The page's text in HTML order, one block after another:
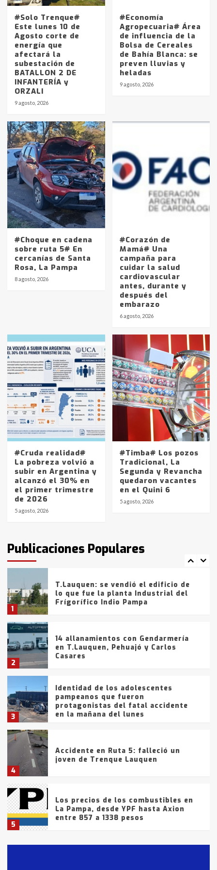
#Solo Trenque#
Este lunes 10 de
Agosto corte de
energía que
afectará la
subestación de
BATALLON 2 DE
INFANTERÍA y
ORZALI
9 agosto, 2026
#Economía
Agropecuaria# Área
de influencia de la
Bolsa de Cereales
de Bahía Blanca: se
preven lluvias y
heladas
9 agosto, 2026
#Choque en cadena
sobre ruta 5# En
cercanías de Santa
Rosa, La Pampa
8 agosto, 2026
#Corazón de
Mamá# Una
campaña para
cuidar la salud
cardiovascular
antes, durante y
después del
embarazo
6 agosto, 2026
#Cruda realidad#
La pobreza volvió a
subir en Argentina y
alcanzó el 30% en
el primer trimestre
de 2026
5 agosto, 2026
#Timba# Los pozos
Tradicional, La
Segunda y Revancha
quedaron vacantes
en el Quini 6
5 agosto, 2026
Publicaciones Populares
3
pampeanos que fueron
en la mañana del lunes
4
Accidente en Ruta 5: falleció un
joven de Trenque Lauquen
Los precios de los combustibles en
La Pampa, desde YPF hasta Axion
entre 857 a 1338 pesos
6
La Bolsa de Cereales de Bahía
Blanca anticipa que Agosto vendrá
con lluvias y heladas, en gran parte
fueron detenidos por
comercialización de drogas en la
tarde del sábado
1
T.Lauquen: se vendió el edificio de
lo que fue la planta Industrial del
Frígorífico Indio Pampa
2
14 allanamientos con Gendarmería
en T.Lauquen, Pehuajó y Carlos
Casares
3
Identidad de los adolescentes
pampeanos que fueron
protagonistas del fatal accidente
en la mañana del lunes
4
Accidente en Ruta 5: falleció un
joven de Trenque Lauquen
5
Los precios de los combustibles en
La Pampa, desde YPF hasta Axion
entre 857 a 1338 pesos